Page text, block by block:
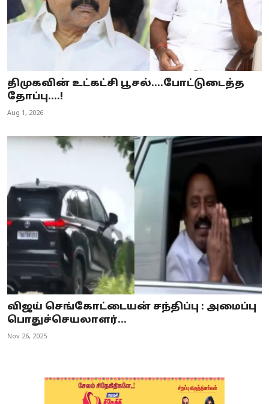
திமுகவின் உட்கட்சி பூசல்....போட்டுடைத்த
தோப்பு....!
Aug 1, 2026
விஜய் செங்கோட்டையன் சந்திப்பு : அமைப்பு
பொதுச்செயலாளர்...
Nov 26, 2025